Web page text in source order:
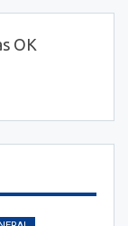
OK